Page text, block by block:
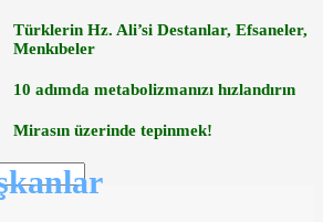
Türklerin Hz. Ali’si Destanlar, Efsaneler,
Menkıbeler
10 adımda metabolizmanızı hızlandırın
Mirasın üzerinde tepinmek!